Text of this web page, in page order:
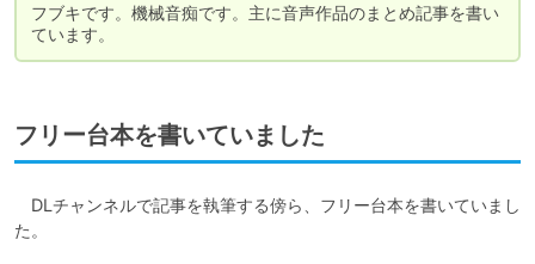
フブキです。機械音痴です。主に音声作品のまとめ記事を書い
ています。
フリー台本を書いていました
DLチャンネルで記事を執筆する傍ら、フリー台本を書いていまし
た。